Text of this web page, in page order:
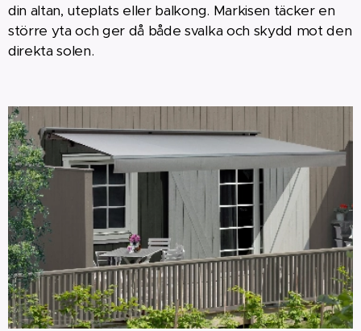
din altan, uteplats eller balkong. Markisen täcker en
större yta och ger då både svalka och skydd mot den
direkta solen.